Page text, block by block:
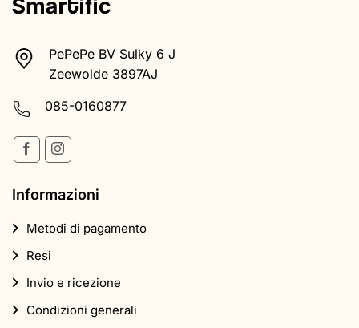
PePePe BV Sulky 6 J
Zeewolde 3897AJ
085-0160877
Informazioni
Metodi di pagamento
Resi
Invio e ricezione
Condizioni generali